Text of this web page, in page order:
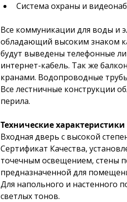
Система охраны и
Все коммуникации для воды и
обладающий высоким знаком
будут выведены телефонные
интернет-кабель. Так же
кранами. Водопроводные
Все лестничные конструкции
перила.
Технические
Входная дверь с высокой
Сертификат Качества,
точечным освещением, стены
предназначенной для
Для напольного и настенного
светлых тонов.